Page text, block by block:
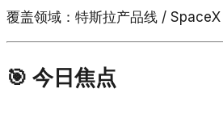
覆盖领域：特斯拉产品线 /
🎯 今日焦点